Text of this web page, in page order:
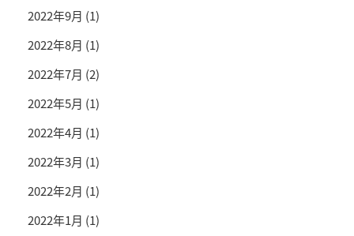
2022年9月 (1)
2022年8月 (1)
2022年7月 (2)
2022年5月 (1)
2022年4月 (1)
2022年3月 (1)
2022年2月 (1)
2022年1月 (1)